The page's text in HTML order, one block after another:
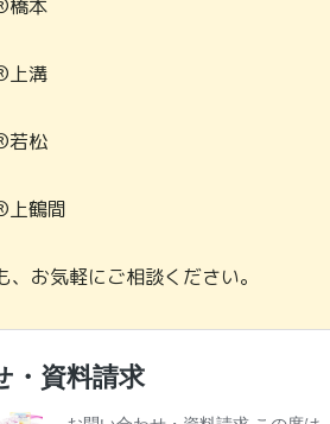
橋本
上溝
若松
上鶴間
お気軽にご相談ください。